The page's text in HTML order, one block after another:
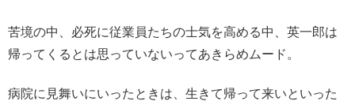
苦境の中、必死に従業員たちの士気を高める中、英一郎は
帰ってくるとは思っていないってあきらめムード。
病院に見舞いにいったときは、生きて帰って来いといった